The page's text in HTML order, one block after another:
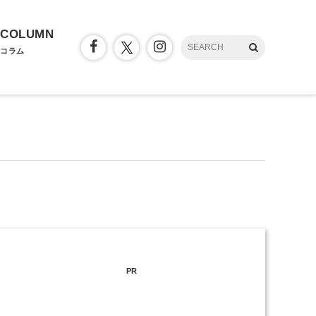
COLUMN
コラム
PR